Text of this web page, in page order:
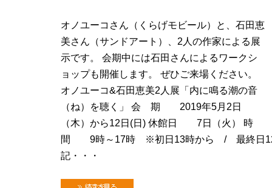
オノユーコさん（くらげモビール）と、石田恵
美さん（サンドアート）、2人の作家による展
示です。 会期中には石田さんによるワークシ
ョップも開催します。 ぜひご来場ください。
オノユーコ&石田恵美2人展「内に鳴る潮の音
（ね）を聴く」 会 期 2019年5月2日
（木）から12日(日) 休館日 7日（火） 時
間 9時～17時 ※初日13時から / 最終日
記・・・